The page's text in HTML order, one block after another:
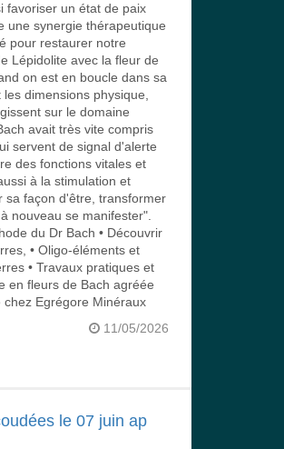
favoriser un état de paix
une synergie thérapeutique
pour restaurer notre
Lépidolite avec la fleur de
on est en boucle dans sa
dimensions physique,
sur le domaine
avait très vite compris
servent de signal d'alerte
des fonctions vitales et
à la stimulation et
sa façon d'être, transformer
nouveau se manifester".
du Dr Bach • Découvrir
• Oligo-éléments et
• Travaux pratiques et
en fleurs de Bach agréée
Egrégore Minéraux
11/05/2026
le 07 juin ap